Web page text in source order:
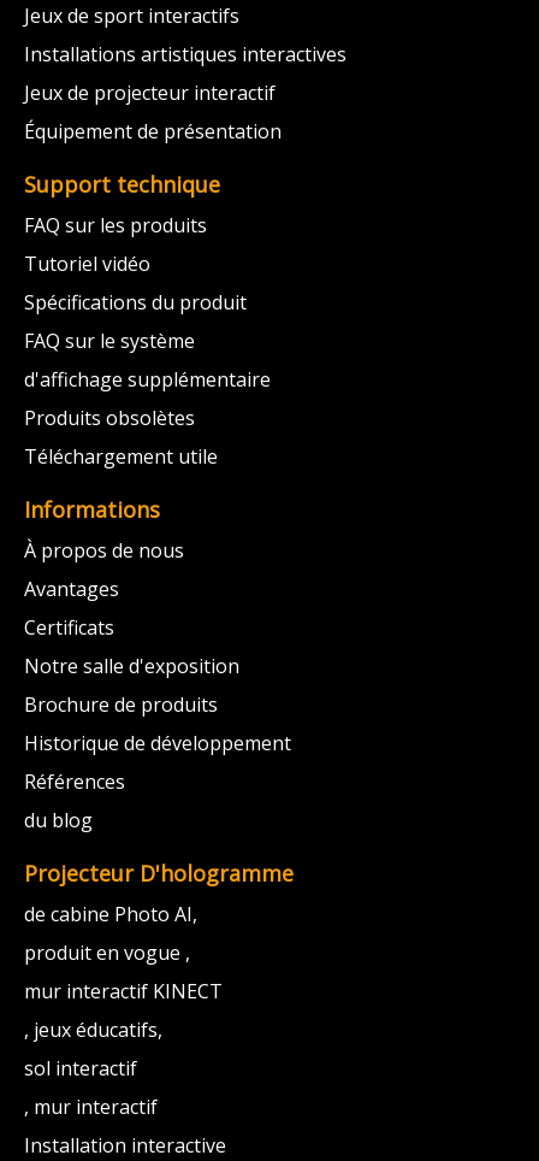
Jeux de sport interactifs
Installations artistiques interactives
Jeux de projecteur interactif
Équipement de présentation
Support technique
FAQ sur les produits
Tutoriel vidéo
Spécifications du produit
FAQ sur le système
d'affichage supplémentaire
Produits obsolètes
Téléchargement utile
Informations
À propos de nous
Avantages
Certificats
Notre salle d'exposition
Brochure de produits
Historique de développement
Références
du blog
Projecteur D'hologramme
de cabine Photo AI,
produit en vogue ,
mur interactif KINECT
, jeux éducatifs,
sol interactif
, mur interactif
Installation interactive